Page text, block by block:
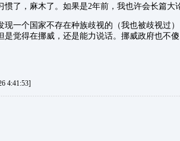
惯了，麻木了。如果是2年前，我也许会长篇大
现一个国家不存在种族歧视的（我也被歧视过
是觉得在挪威，还是能力说话。挪威政府也不
4:41:53]